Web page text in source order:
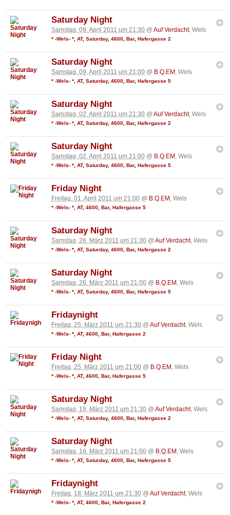
Saturday Night
Samstag, 09. April 2011 um 21:30 @ Auf Verdacht, Wels
* -Wels- * AT, Saturday, 4600 Bar, Hafergasse 2
Saturday Night
Samstag, 09. April 2011 um 21:00 @ B.Q.EM , Wels
* -Wels- * AT, Saturday, 4600 Bar, Hafergasse 5
Saturday Night
Samstag, 02. April 2011 um 21:30 @ Auf Verdacht, Wels
* -Wels- * AT, Saturday, 4600 Bar, Hafergasse 2
Saturday Night
Samstag, 02. April 2011 um 21:00 @ B.Q.EM , Wels
* -Wels- * AT, Saturday, 4600 Bar, Hafergasse 5
Friday Night
Freitag, 01. April 2011 um 21:00 @ B.Q.EM , Wels
* -Wels- * AT, 4600 Bar, Hafergasse 5
Saturday Night
Samstag, 26. März 2011 um 21:30 @ Auf Verdacht, Wels
* -Wels- * AT, Saturday, 4600 Bar, Hafergasse 2
Saturday Night
Samstag, 26. März 2011 um 21:00 @ B.Q.EM , Wels
* -Wels- * AT, Saturday, 4600 Bar, Hafergasse 5
Fridaynight
Freitag, 25. März 2011 um 21:30 @ Auf Verdacht, Wels
* -Wels- * AT, 4600 Bar, Hafergasse 2
Friday Night
Freitag, 25. März 2011 um 21:00 @ B.Q.EM , Wels
* -Wels- * AT, 4600 Bar, Hafergasse 5
Saturday Night
Samstag, 19. März 2011 um 21:30 @ Auf Verdacht, Wels
* -Wels- * AT, Saturday, 4600 Bar, Hafergasse 2
Saturday Night
Samstag, 19. März 2011 um 21:00 @ B.Q.EM , Wels
* -Wels- * AT, Saturday, 4600 Bar, Hafergasse 5
Fridaynight
Freitag, 18. März 2011 um 21:30 @ Auf Verdacht, Wels
* -Wels- * AT, 4600 Bar, Hafergasse 2